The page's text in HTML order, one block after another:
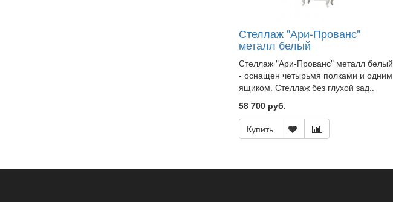
Стеллаж "Ари-Прованс"
металл белый
Стеллаж "Ари-Прованс" металл белый
- оснащен четырьмя полками и одним
ящиком. Стеллаж без глухой зад..
58 700 руб.
Купить